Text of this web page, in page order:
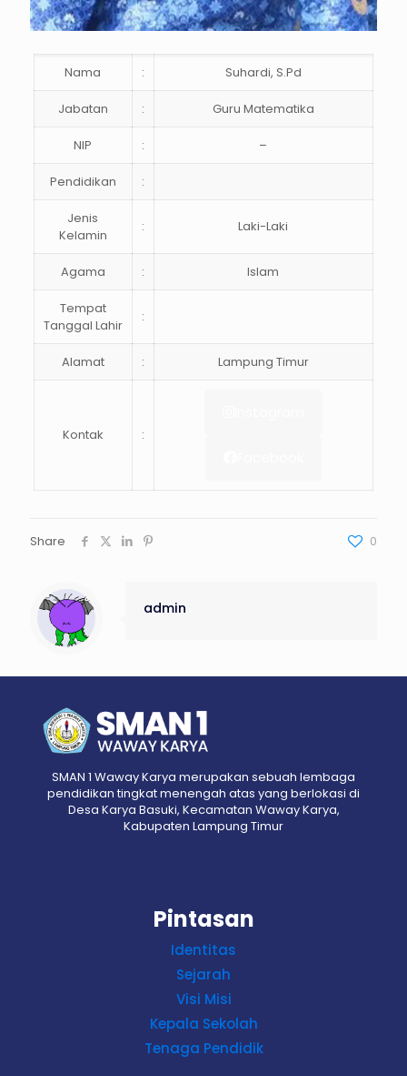
Nama : Suhardi, S.Pd
Jabatan : Guru Matematika
NIP : –
Pendidikan :
Jenis
Kelamin
: Laki-Laki
Agama : Islam
Tempat
Tanggal Lahir
:
Alamat : Lampung Timur
Kontak :
Share 0
admin
SMAN 1 Waway Karya merupakan sebuah lembaga
pendidikan tingkat menengah atas yang berlokasi di
Desa Karya Basuki, Kecamatan Waway Karya,
Kabupaten Lampung Timur
Pintasan
Identitas
Sejarah
Visi Misi
Kepala Sekolah
Tenaga Pendidik